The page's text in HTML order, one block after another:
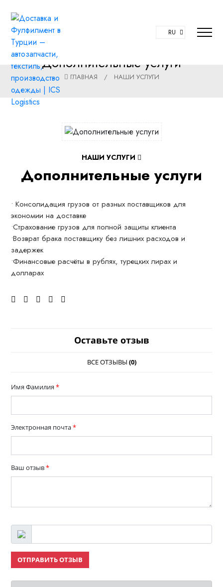
RU
Дополнительные услуги
ГЛАВНАЯ / НАШИ УСЛУГИ
НАШИ УСЛУГИ
Дополнительные услуги
• Консолидация грузов от разных поставщиков для
экономии на доставке
•Страхование грузов для полной защиты клиента
•Возврат брака поставщику без лишних расходов и
задержек
•Финансовые расчёты в рублях, турецких лирах и
долларах
Оставьте отзыв
ВСЕ ОТЗЫВЫ (0)
Имя Фамилия*
Электронная почта*
Ваш отзыв*
ОТПРАВИТЬ ОТЗЫВ